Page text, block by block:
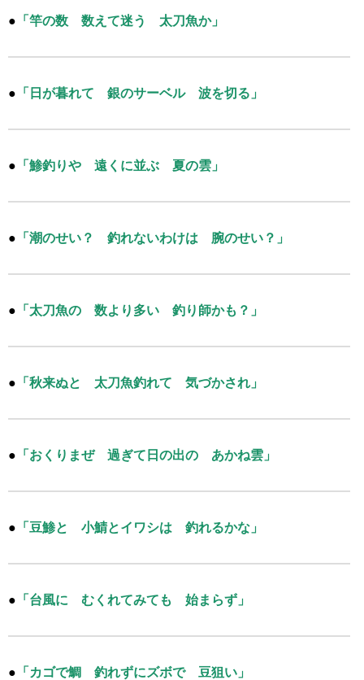
● 「竿の数 数えて迷う 太刀魚か」
● 「日が暮れて 銀のサーベル 波を切る」
● 「鯵釣りや 遠くに並ぶ 夏の雲」
● 「潮のせい？ 釣れないわけは 腕のせい？」
● 「太刀魚の 数より多い 釣り師かも？」
● 「秋来ぬと 太刀魚釣れて 気づかされ」
● 「おくりまぜ 過ぎて日の出の あかね雲」
● 「豆鯵と 小鯖とイワシは 釣れるかな」
● 「台風に むくれてみても 始まらず」
● 「カゴで鯛 釣れずにズボで 豆狙い」